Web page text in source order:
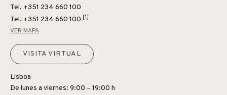
Tel. +351 234 660 100
Tel. +351 234 660 100 [1]
VER MAPA
VISITA VIRTUAL
Lisboa
De lunes a viernes: 9:00 – 19:00 h